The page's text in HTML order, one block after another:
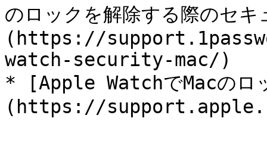
のロックを解除する際のセ
(https://
watch-security-mac/)
* [Apple WatchでMacのロ